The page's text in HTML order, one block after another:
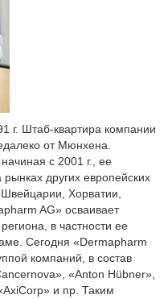
г. Штаб-квартира компании
от Мюнхена.
с 2001 г., ее
других европейских
Хорватии,
AG» осваивает
в частности ее
Сегодня «Dermapharm
компаний, в состав
«Anton Hübner»,
и пр. Таким